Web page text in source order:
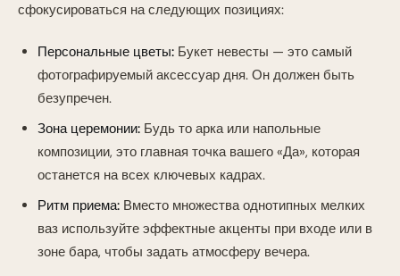
сфокусироваться на следующих позициях:
Персональные цветы: Букет невесты — это самый
фотографируемый аксессуар дня. Он должен быть
безупречен.
Зона церемонии: Будь то арка или напольные
композиции, это главная точка вашего «Да», которая
останется на всех ключевых кадрах.
Ритм приема: Вместо множества однотипных мелких
ваз используйте эффектные акценты при входе или в
зоне бара, чтобы задать атмосферу вечера.